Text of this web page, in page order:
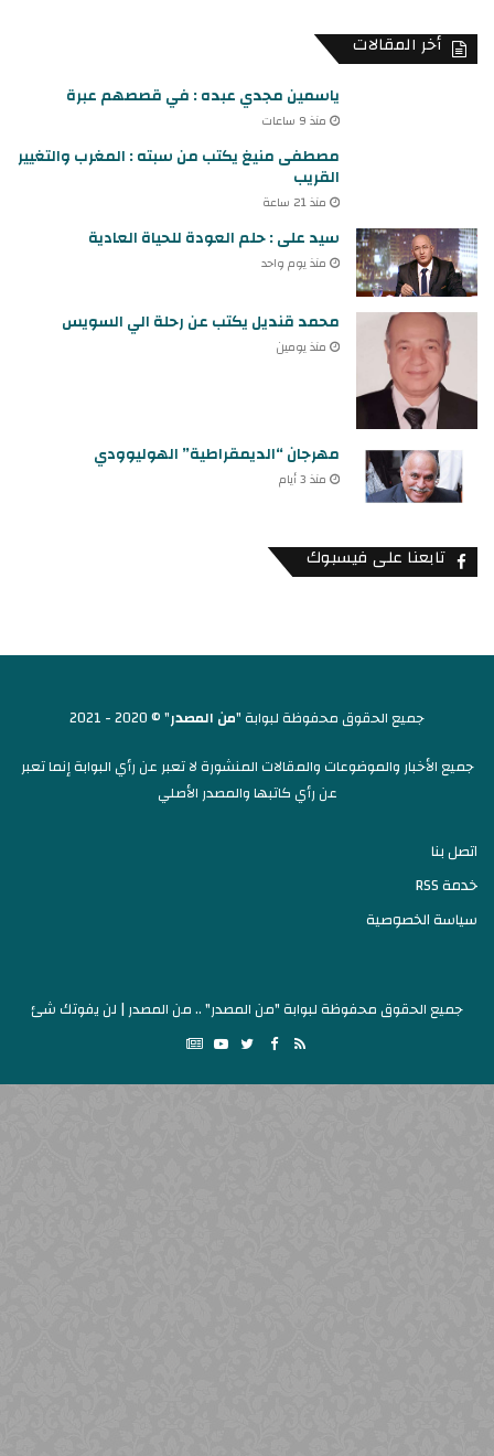
أخر المقالات
ياسمين مجدي عبده : في قصصهم عبرة
منذ 9 ساعات
مصطفى منيغ يكتب من سبته : المغرب والتغيير
القريب
منذ 21 ساعة
سيد على : حلم العودة للحياة العادية
منذ يوم واحد
محمد قنديل يكتب عن رحلة الي السويس
منذ يومين
مهرجان “الديمقراطية” الهوليوودي
منذ 3 أيام
تابعنا على فيسبوك
جميع الحقوق محفوظة لبوابة "من المصدر" © 2020 - 2021
جميع الأخبار والموضوعات والمقالات المنشورة لا تعبر عن رأي البوابة إنما تعبر
عن رأي كاتبها والمصدر الأصلي
اتصل بنا
خدمة RSS
سياسة الخصوصية
جميع الحقوق محفوظة لبوابة "من المصدر" .. من المصدر | لن يفوتك شئ
RSS
Facebook
Twitter
YouTube
Google